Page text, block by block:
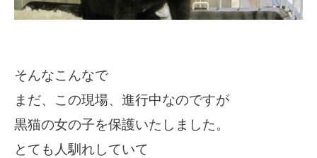
そんなこんなで
まだ、この現場、進行中なのですが
黒猫の女の子を保護いたしました。
とても人馴れしていて